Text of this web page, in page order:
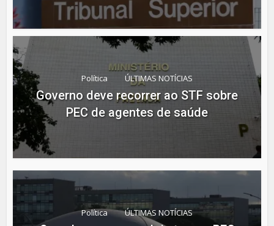
Política ÚLTIMAS NOTÍCIAS
Governo deve recorrer ao STF sobre
PEC de agentes de saúde
Política ÚLTIMAS NOTÍCIAS